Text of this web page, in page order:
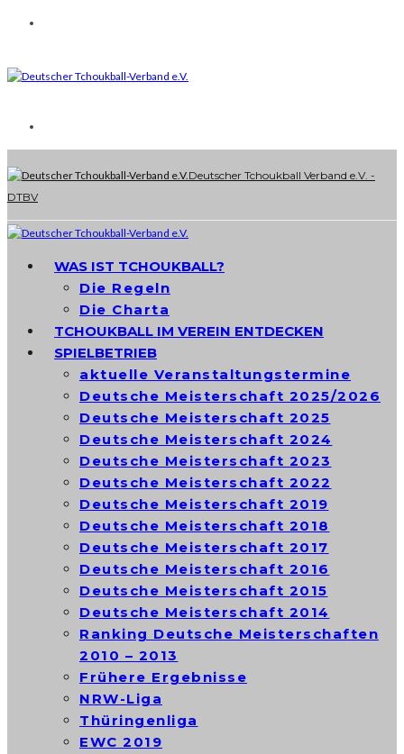
Deutscher Tchoukball Verband e.V. -
DTBV
WAS IST TCHOUKBALL?
Die Regeln
Die Charta
TCHOUKBALL IM VEREIN ENTDECKEN
SPIELBETRIEB
aktuelle Veranstaltungstermine
Deutsche Meisterschaft 2025/2026
Deutsche Meisterschaft 2025
Deutsche Meisterschaft 2024
Deutsche Meisterschaft 2023
Deutsche Meisterschaft 2022
Deutsche Meisterschaft 2019
Deutsche Meisterschaft 2018
Deutsche Meisterschaft 2017
Deutsche Meisterschaft 2016
Deutsche Meisterschaft 2015
Deutsche Meisterschaft 2014
Ranking Deutsche Meisterschaften
2010 – 2013
Frühere Ergebnisse
NRW-Liga
Thüringenliga
EWC 2019